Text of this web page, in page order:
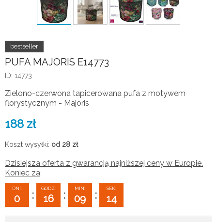
PUFA MAJORIS E14773
ID: 14773
Zielono-czerwona tapicerowana pufa z motywem
florystycznym - Majoris
188 zł
Koszt wysyłki: od 28 zł
Dzisiejsza oferta z gwarancją najniższej ceny w Europie.
Koniec za:
DNI:
0 :
GODZ:
16 :
MIN:
09 :
SEK:
13